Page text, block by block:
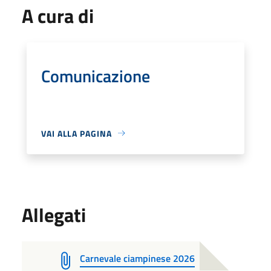
A cura di
Comunicazione
VAI ALLA PAGINA
Allegati
Carnevale ciampinese 2026